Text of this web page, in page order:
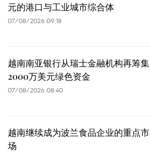
元的港口与工业城市综合体
07/08/2026 09:18
越南南亚银行从瑞士金融机构再筹集
2000万美元绿色资金
07/08/2026 08:40
越南继续成为波兰食品企业的重点市
场